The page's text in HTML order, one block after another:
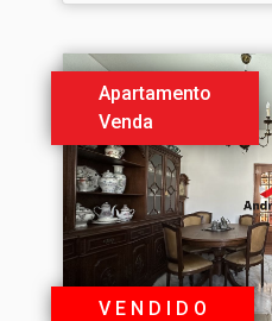
Apartamento
Venda
V E N D I D O